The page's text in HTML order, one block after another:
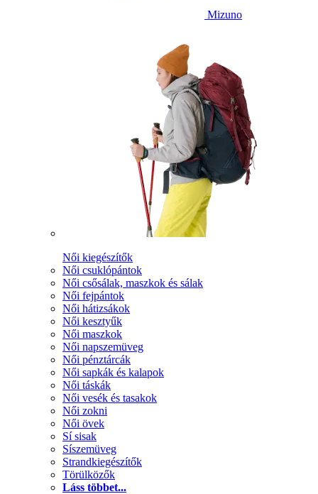
Mizuno
Női kiegészítők
Női csuklópántok
Női csősálak, maszkok és sálak
Női fejpántok
Női hátizsákok
Női kesztyűk
Női maszkok
Női napszemüveg
Női pénztárcák
Női sapkák és kalapok
Női táskák
Női vesék és tasakok
Női zokni
Női övek
Sí sisak
Síszemüveg
Strandkiegészítők
Törülközők
Láss többet...